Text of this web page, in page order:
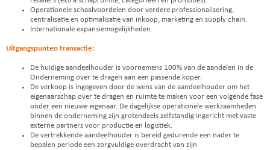
Operationele schaalvoordelen door verdere professionalisering,
centralisatie en optimalisatie van inkoop, marketing en supply chain.
Internationale expansiemogelijkheden.
Uitgangspunten transactie:
De huidige aandeelhouder is voornemens 100% van de aandelen in de
Onderneming over te dragen aan een passende koper.
De verkoop is ingegeven door de wens van de aandeelhouder om het
eigenaarschap over te dragen en ruimte te maken voor een volgende fase
onder een nieuwe eigenaar. De dagelijkse operationele werkzaamheden
binnen de onderneming zijn grotendeels zelfstandig ingericht met vaste
externe partners voor productie en logistiek.
De vertrekkende aandeelhouder is bereid gedurende een nader te
bepalen periode een zorgvuldige overdracht van zijn